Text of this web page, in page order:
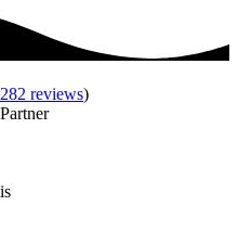
282 reviews)